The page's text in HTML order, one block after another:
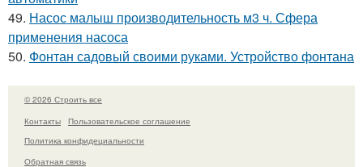
49. Насос малыш производительность м3 ч. Сфера
применения насоса
50. Фонтан садовый своими руками. Устройство фонтана
© 2026 Строить все
Контакты
Пользовательское соглашение
Политика конфидециальности
Обратная связь